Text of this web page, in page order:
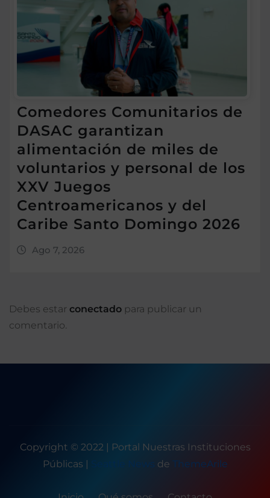
Comedores Comunitarios de
DASAC garantizan
alimentación de miles de
voluntarios y personal de los
XXV Juegos
Centroamericanos y del
Caribe Santo Domingo 2026
Ago 7, 2026
Debes estar conectado para publicar un
comentario.
Copyright © 2022 | Portal Nuestras Instituciones
Públicas | Seattle News de ThemeArile